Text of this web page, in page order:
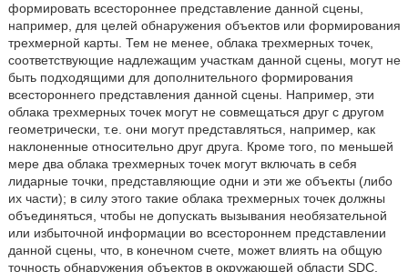
формировать всестороннее представление данной сцены,
например, для целей обнаружения объектов или формирования
трехмерной карты. Тем не менее, облака трехмерных точек,
соответствующие надлежащим участкам данной сцены, могут не
быть подходящими для дополнительного формирования
всестороннего представления данной сцены. Например, эти
облака трехмерных точек могут не совмещаться друг с другом
геометрически, т.е. они могут представляться, например, как
наклоненные относительно друг друга. Кроме того, по меньшей
мере два облака трехмерных точек могут включать в себя
лидарные точки, представляющие одни и эти же объекты (либо
их части); в силу этого такие облака трехмерных точек должны
объединяться, чтобы не допускать вызывания необязательной
или избыточной информации во всестороннем представлении
данной сцены, что, в конечном счете, может влиять на общую
точность обнаружения объектов в окружающей области SDC.